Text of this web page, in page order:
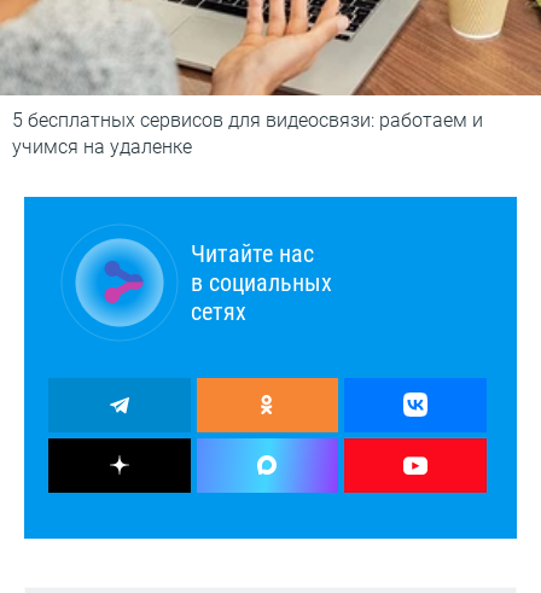
5 бесплатных сервисов для видеосвязи: работаем и
учимся на удаленке
Читайте нас
в социальных
сетях